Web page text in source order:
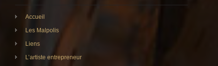
Accueil
Les Malpolis
Liens
L’artiste entrepreneur